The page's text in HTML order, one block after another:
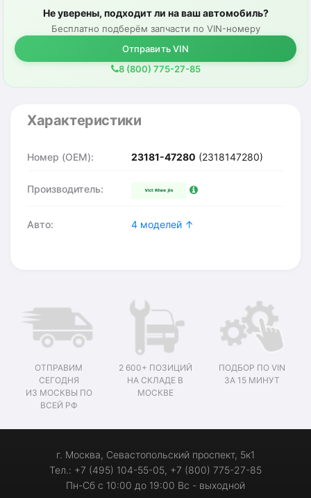
Не уверены, подходит ли на ваш автомобиль?
Бесплатно подберём запчасти по VIN-номеру
Отправить VIN
8 (800) 775-27-85
Характеристики
Номер (OEM): 23181-47280 (2318147280)
Производитель:
Авто: 4 моделей ↑
ОТПРАВИМ
СЕГОДНЯ
ИЗ МОСКВЫ ПО
ВСЕЙ РФ
2 600+ ПОЗИЦИЙ
НА СКЛАДЕ В
МОСКВЕ
ПОДБОР ПО VIN
ЗА 15 МИНУТ
г. Москва, Севастопольский проспект, 5к1
Тел.: +7 (495) 104-55-05, +7 (800) 775-27-85
Пн-Сб с 10:00 до 19:00 Вс - выходной